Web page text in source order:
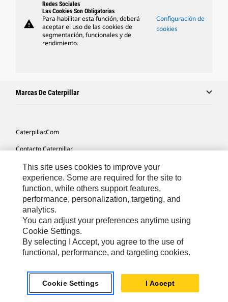
warning
Redes Sociales
Las Cookies Son Obligatorias
Para habilitar esta función, deberá
aceptar el uso de las cookies de
segmentación, funcionales y de
rendimiento.
Configuración de
cookies
Marcas De Caterpillar
Caterpillar.com
Contacto Caterpillar
Mis Preferencias De Marketing
Mapa Del Sitio
Cookie Settings
Aviso Legal
Privacidad
Europe-Spanish© 2026 Caterpillar. Reservados todos los derechos
This site uses cookies to improve your
experience. Some are required for the site to
function, while others support features,
performance, personalization, targeting, and
analytics.
You can adjust your preferences anytime using
Cookie Settings.
By selecting I Accept, you agree to the use of
functional, performance, and targeting cookies.
Cookie Settings I Accept